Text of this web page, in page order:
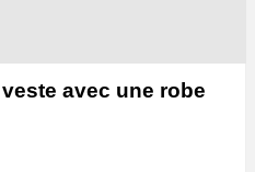
avec une robe